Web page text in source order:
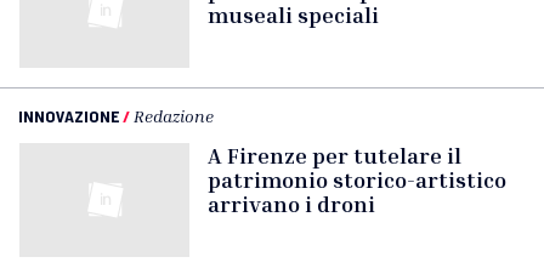
museali speciali
INNOVAZIONE/ Redazione
A Firenze per tutelare il
patrimonio storico-artistico
arrivano i droni